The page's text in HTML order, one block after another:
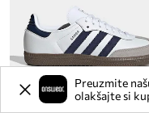
Preuzmite
olakšajte si